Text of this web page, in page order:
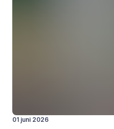
01 juni 2026